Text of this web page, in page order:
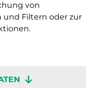
von
und Filtern oder zur